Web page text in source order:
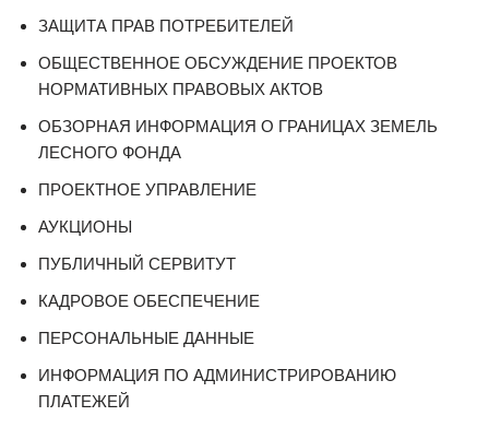
ЗАЩИТА ПРАВ ПОТРЕБИТЕЛЕЙ
ОБЩЕСТВЕННОЕ ОБСУЖДЕНИЕ ПРОЕКТОВ
НОРМАТИВНЫХ ПРАВОВЫХ АКТОВ
ОБЗОРНАЯ ИНФОРМАЦИЯ О ГРАНИЦАХ ЗЕМЕЛЬ
ЛЕСНОГО ФОНДА
ПРОЕКТНОЕ УПРАВЛЕНИЕ
АУКЦИОНЫ
ПУБЛИЧНЫЙ СЕРВИТУТ
КАДРОВОЕ ОБЕСПЕЧЕНИЕ
ПЕРСОНАЛЬНЫЕ ДАННЫЕ
ИНФОРМАЦИЯ ПО АДМИНИСТРИРОВАНИЮ
ПЛАТЕЖЕЙ